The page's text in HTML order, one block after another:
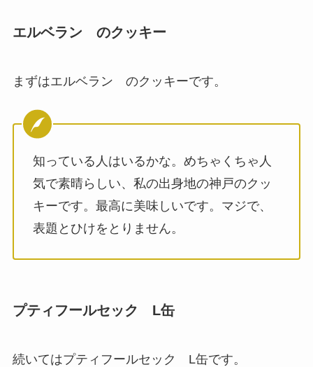
エルベラン のクッキー
まずはエルベラン のクッキーです。
知っている人はいるかな。めちゃくちゃ人
気で素晴らしい、私の出身地の神戸のクッ
キーです。最高に美味しいです。マジで、
表題とひけをとりません。
プティフールセック L缶
続いてはプティフールセック L缶です。